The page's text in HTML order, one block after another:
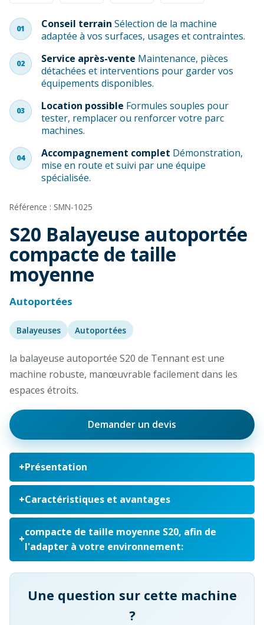
01 Conseil terrain Sélection de la machine
adaptée à vos surfaces, usages et contraintes.
02 Service après-vente Maintenance, pièces
détachées et interventions pour garder vos
équipements disponibles.
03 Location possible Formules souples pour
tester, remplacer ou renforcer votre parc
machines.
04 Accompagnement complet Démonstration,
mise en route et suivi par une équipe
spécialisée.
Référence : SMN-1025
S20 Balayeuse autoportée
compacte de taille
moyenne
Autoportées
Balayeuses Autoportées
la balayeuse autoportée S20 de Tennant est une
machine robuste, manœuvrable facilement dans les
espaces étroits.
Demander un devis
Présentation
Caractéristiques et avantages
compacte de taille moyenne S20, afin de
l'adapter à votre environnement:
Une question sur cette machine
?